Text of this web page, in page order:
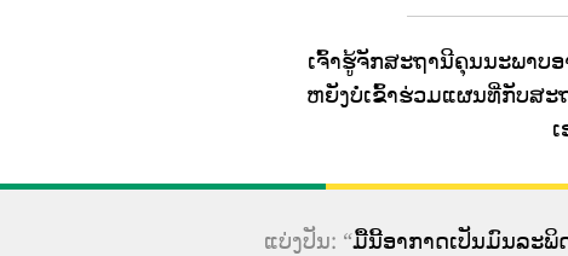
ເຈົ້າຮູ້ຈັກສະຖານີຄຸນນະພາບ
ຫຍັງບໍ່ເຂົ້າຮ່ວມແຜນທີ່ກັບສະ
ແບ່ງປັນ: “ມື້ນີ້ອາກາດເປັນມົນລະພິ